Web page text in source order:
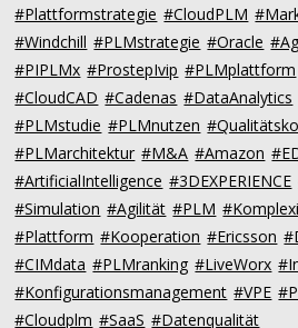
#Plattformstrategie #CloudPLM
#Windchill #PLMstrategie #Oracle
#PIPLMx #ProstepIvip #PLMplattform
#CloudCAD #Cadenas #DataAnalytics
#PLMstudie #PLMnutzen
#PLMarchitektur #M&A #Amazon
#ArtificialIntelligence #3DEXPERIENCE
#Simulation #Agilität #PLM
#Plattform #Kooperation #Ericsson
#CIMdata #PLMranking #LiveWorx
#Konfigurationsmanagement #VPE
#Cloudplm #SaaS #Datenqualität